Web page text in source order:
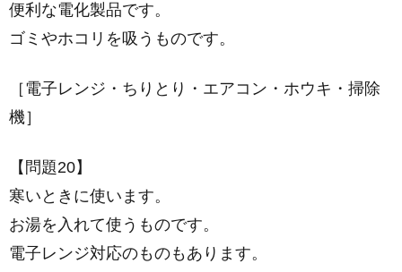
便利な電化製品です。
ゴミやホコリを吸うものです。
［電子レンジ・ちりとり・エアコン・ホウキ・掃除
機］
【問題20】
寒いときに使います。
お湯を入れて使うものです。
電子レンジ対応のものもあります。